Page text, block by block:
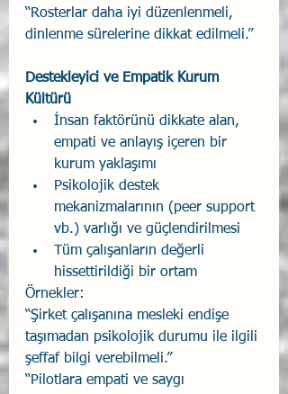
“Rosterlar daha iyi düzenlenmeli,
dinlenme sürelerine dikkat edilmeli.”
Destekleyici ve Empatik Kurum
Kültürü
İnsan faktörünü dikkate alan,
empati ve anlayış içeren bir
kurum yaklaşımı
Psikolojik destek
mekanizmalarının (peer support
vb.) varlığı ve güçlendirilmesi
Tüm çalışanların değerli
hissettirildiği bir ortam
Örnekler:
“Şirket çalışanına mesleki endişe
taşımadan psikolojik durumu ile ilgili
şeffaf bilgi verebilmeli.”
“Pilotlara empati ve saygı